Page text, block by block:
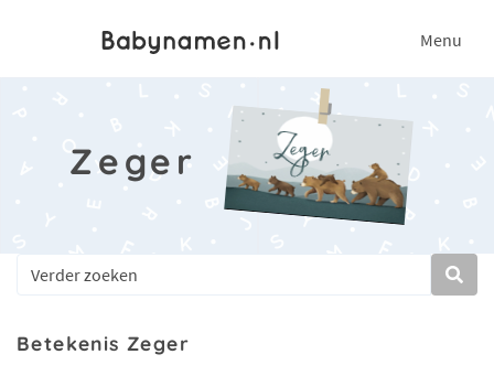
Menu
Zeger
Betekenis Zeger